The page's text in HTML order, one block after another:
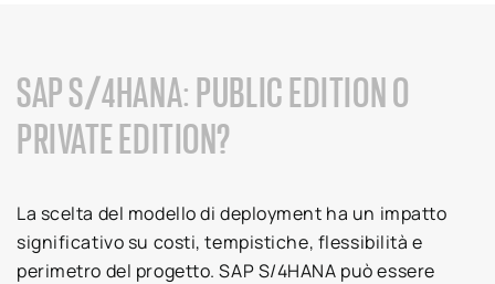
SAP S/4HANA: PUBLIC EDITION O
PRIVATE EDITION?
La scelta del modello di deployment ha un impatto
significativo su costi, tempistiche, flessibilità e
perimetro del progetto. SAP S/4HANA può essere